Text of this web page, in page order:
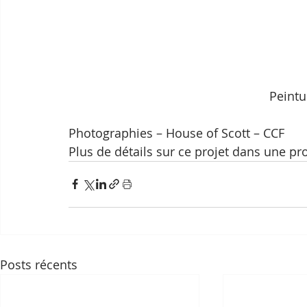
Photographies – House of Scott – CCF
Plus de détails sur ce projet dans une
Posts récents